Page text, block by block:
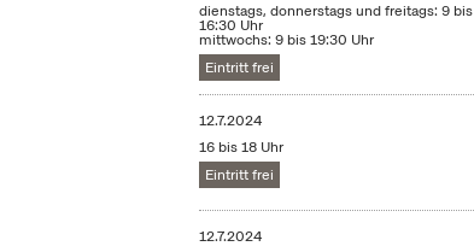
dienstags, donnerstags und freitags: 9 bis
16:30 Uhr
mittwochs: 9 bis 19:30 Uhr
Eintritt frei
12.7.2024
16 bis 18 Uhr
Eintritt frei
12.7.2024